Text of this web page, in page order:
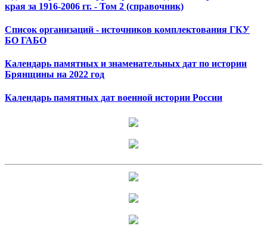
края за 1916-2006 гг. - Том 2 (справочник)
Список организаций - источников комплектования ГКУ
БО ГАБО
Календарь памятных и знаменательных дат по истории
Брянщины на 2022 год
Календарь памятных дат военной истории России